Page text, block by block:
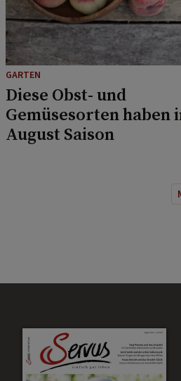
GARTEN
Diese Obst- und
Gemüsesorten haben
August Saison